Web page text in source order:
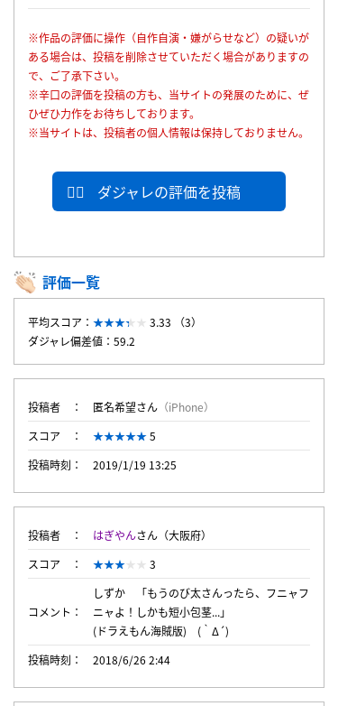
※作品の評価に操作（自作自演・嫌がらせなど）の疑いが
ある場合は、投稿を削除させていただく場合がありますの
で、ご了承下さい。
※辛口の評価を投稿の方も、当サイトの発展のために、ぜ
ひぜひ力作をお待ちしております。
※当サイトは、投稿者の個人情報は保持しておりません。
ダジャレの評価を投稿
評価一覧
平均スコア：
3.33 （3）
ダジャレ偏差値：59.2
投稿者 匿名希望さん （iPhone）
スコア
5
投稿時刻
2019/1/19 13:25
投稿者 はぎやんさん（大阪府）
スコア
3
コメント
しずか 「もうのび太さんったら、フニャフ
ニャよ！しかも短小包茎...」
(ドラえもん海賊版) (｀Δ´)
投稿時刻
2018/6/26 2:44